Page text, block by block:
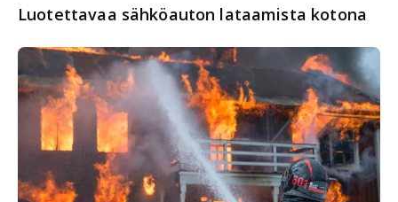
Luotettavaa sähköauton lataamista kotona